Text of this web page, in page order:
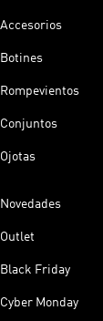
Accesorios
Botines
Rompevientos
Conjuntos
Ojotas
Novedades
Outlet
Black Friday
Cyber Monday